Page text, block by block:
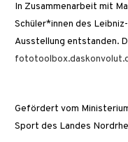
In Zusammenarbeit mit
Schüler*innen des
Ausstellung entstanden.
Gefördert vom
Sport des Landes